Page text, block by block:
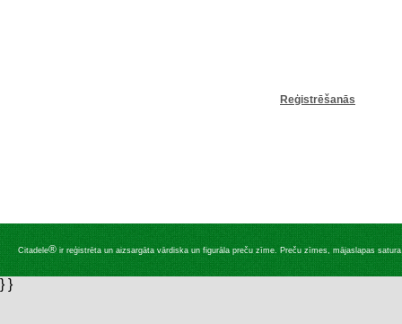
Reģistrēšanās
Citadele® ir reģistrēta un aizsargāta vārdiska un figurāla preču zīme. Preču zīmes, mājaslapas
} }